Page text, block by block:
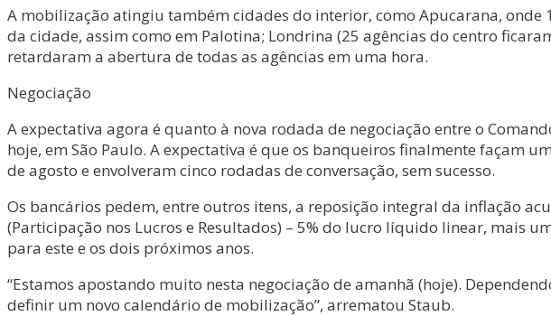
A mobilização atingiu também cidades do interior, como Apucarana, onde
da cidade, assim como em Palotina; Londrina (25 agências do centro
retardaram a abertura de todas as agências em uma hora.
Negociação
A expectativa agora é quanto à nova rodada de negociação entre o
hoje, em São Paulo. A expectativa é que os banqueiros finalmente façam
de agosto e envolveram cinco rodadas de conversação, sem sucesso.
Os bancários pedem, entre outros itens, a reposição integral da inflação
(Participação nos Lucros e Resultados) – 5% do lucro líquido linear, mais
para este e os dois próximos anos.
“Estamos apostando muito nesta negociação de amanhã (hoje).
definir um novo calendário de mobilização”, arrematou Staub.